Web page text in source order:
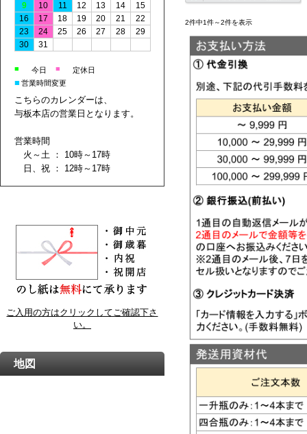
2件中1件～2件を表示
9
10 11 12 13 14
15
16
17 18 19 20 21
22
23
24 25 26 27 28
29
30
31
■ 今日 ■ 定休日
■ 営業時間変更
こちらのカレンダーは、
与板本店の営業日となります。
営業時間
火～土 ： 10時～17時
日、祝 ： 12時～17時
ご入用の方はクリックしてご確認下さ
い。
地図